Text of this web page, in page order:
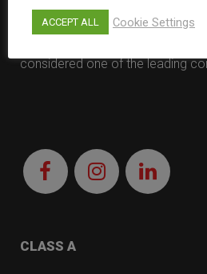
considered one of the leading
CLASS A
ACCEPT ALL Cookie Settings